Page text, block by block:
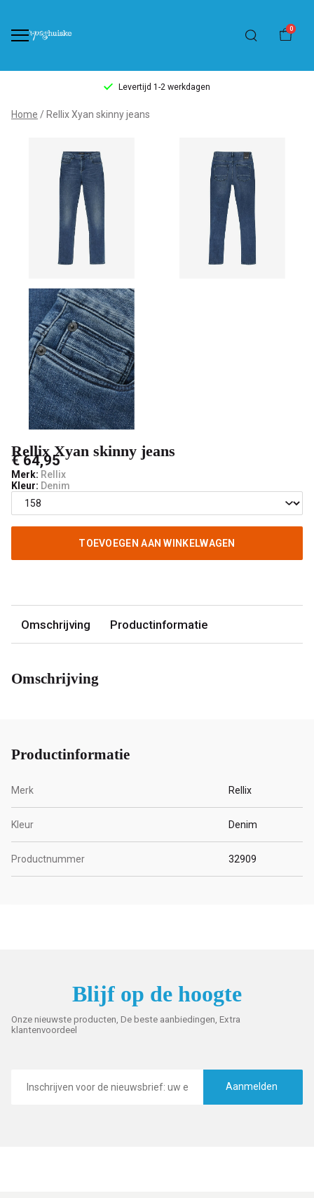
0
Levertijd 1-2 werkdagen
Rellix
Xyan
skinny
jeans
Pashuiske
Home Rellix Xyan skinny jeans
Rellix Xyan skinny jeans
€ 64,95
Merk: Rellix
Kleur: Denim
TOEVOEGEN AAN WINKELWAGEN
Omschrijving Productinformatie
Omschrijving
Productinformatie
Merk Rellix
Kleur Denim
Productnummer 32909
Blijf op de hoogte
Onze nieuwste producten, De beste aanbiedingen, Extra
klantenvoordeel
mailadres
Aanmelden